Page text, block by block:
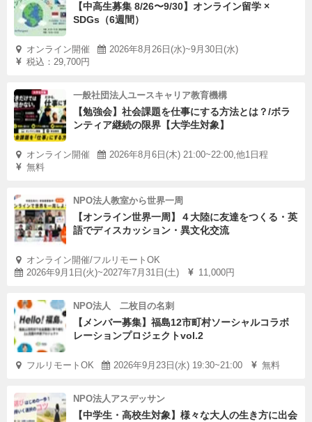
【中高生募集 8/26〜9/30】オンライン留学 ×
SDGs（6週間）
オンライン開催
2026年8月26日(水)~9月30日(水)
税込：29,700円
一般社団法人ユースキャリア教育機構
【勉強会】社会課題を仕事にする方法とは？/ボラ
ンティア継続の限界【大学生対象】
オンライン開催
2026年8月6日(木) 21:00~22:00,他1日程
無料
NPO法人教室から世界一周
【オンライン世界一周】４大陸に友達をつくる・英
語でディスカッション・異文化交流
オンライン開催/フルリモートOK
2026年9月1日(火)~2027年7月31日(土)
11,000円
NPO法人 二枚目の名刺
【メンバー募集】福島12市町村ソーシャルコラボ
レーションプロジェクトvol.2
フルリモートOK 2026年9月23日(水) 19:30~21:00 無料
NPO法人アスデッサン
【中学生・高校生対象】様々な大人の生き方に出会